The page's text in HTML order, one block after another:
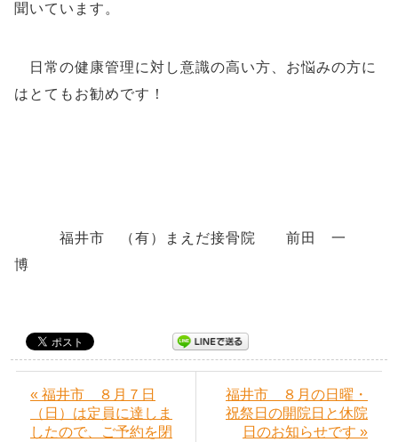
聞いています。
日常の健康管理に対し意識の高い方、お悩みの方に
はとてもお勧めです！
福井市 （有）まえだ接骨院 前田 一
博
« 福井市 ８月７日
（日）は定員に達しま
したので、ご予約を閉
福井市 ８月の日曜・
祝祭日の開院日と休院
日のお知らせです »